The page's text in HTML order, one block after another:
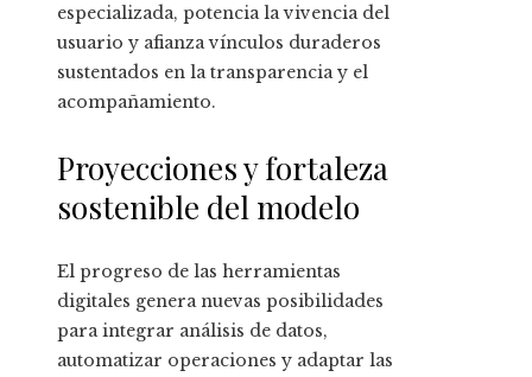
especializada, potencia la vivencia del
usuario y afianza vínculos duraderos
sustentados en la transparencia y el
acompañamiento.
Proyecciones y fortaleza
sostenible del modelo
El progreso de las herramientas
digitales genera nuevas posibilidades
para integrar análisis de datos,
automatizar operaciones y adaptar las